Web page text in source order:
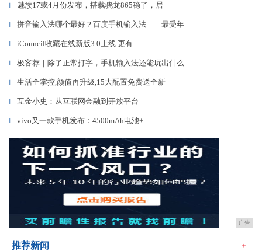
▎ 魅族17或4月份发布，搭载骁龙865稳了，居
▎ 拼音输入法哪个最好？百度手机输入法——最受年
▎ iCouncil收藏在线新版3.0上线 更有
▎ 极客荐｜除了正常打字，手机输入法还能玩出什么
▎ 生活全掌控,颜值再升级,15大配置免费送全新
▎ 互金小史：从互联网金融到开放平台
▎ vivo又一款手机发布：4500mAh电池+
广告
推荐新闻 ＋